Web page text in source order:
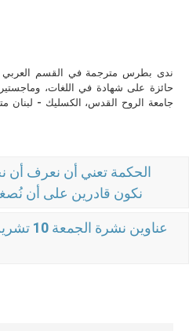
ندى بطرس مترجمة في القسم العربي
حائزة على شهادة في اللغات،
جامعة الروح القدس، الكسليك - لبنان
الحكمة تعني أن نعرف
نكون قادرين على أن